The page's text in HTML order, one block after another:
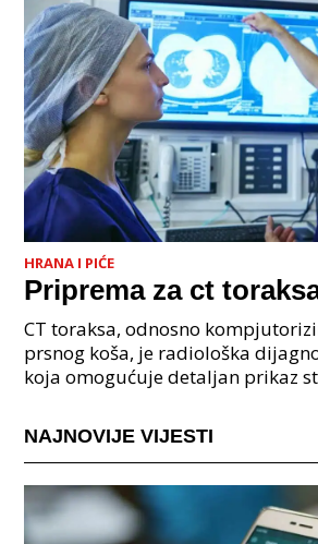
HRANA I PIĆE
Priprema za ct
CT toraksa, odnosno
prsnog koša, je radiološka
koja omogućuje detaljan prikaz
snimke,
NAJNOVIJE VIJESTI